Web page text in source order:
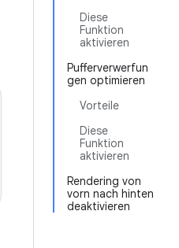
Diese
Funktion
aktivieren
Pufferverwerfun
gen optimieren
Vorteile
Diese
Funktion
aktivieren
Rendering von
vorn nach hinten
deaktivieren